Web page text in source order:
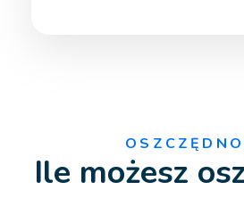
Ile możesz